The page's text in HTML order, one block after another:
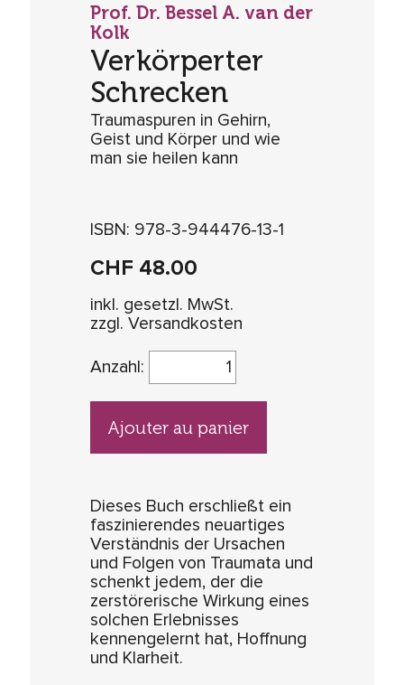
Prof. Dr. Bessel A. van der
Kolk
Verkörperter
Schrecken
Traumaspuren in Gehirn,
Geist und Körper und wie
man sie heilen kann
ISBN: 978-3-944476-13-1
CHF 48.00
inkl. gesetzl. MwSt.
zzgl. Versandkosten
Anzahl:
Ajouter au panier
Dieses Buch erschließt ein
faszinierendes neuartiges
Verständnis der Ursachen
und Folgen von Traumata und
schenkt jedem, der die
zerstörerische Wirkung eines
solchen Erlebnisses
kennengelernt hat, Hoffnung
und Klarheit.